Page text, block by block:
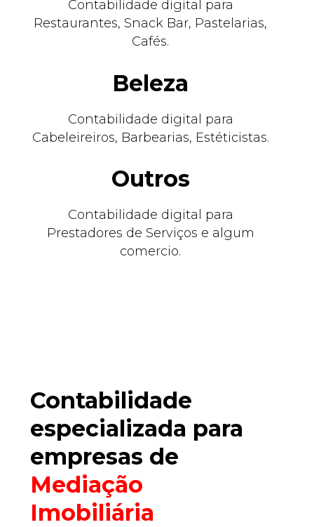
Contabilidade digital para
Restaurantes, Snack Bar, Pastelarias,
Cafés.
Beleza
Contabilidade digital para
Cabeleireiros, Barbearias, Estéticistas.
Outros
Contabilidade digital para
Prestadores de Serviços e algum
comercio.
Contabilidade
especializada para
empresas de
Mediação
Imobiliária